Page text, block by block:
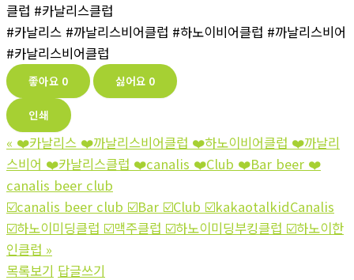
클럽 #카날리스클럽
#카날리스 #까날리스비어클럽 #하노이비어클럽 #까날리스비어
#카날리스비어클럽
좋아요 0 싫어요 0
인쇄
« ❤️카날리스 ❤️까날리스비어클럽 ❤️하노이비어클럽 ❤️까날리
스비어 ❤️카날리스클럽 ❤️canalis ❤️Club ❤️Bar beer ❤️
canalis beer club
☑️canalis beer club ☑️Bar ☑️Club ☑️kakaotalkidCanalis
☑️하노이미딩클럽 ☑️맥주클럽 ☑️하노이미딩부킹클럽 ☑️하노이한
인클럽 »
목록보기 답글쓰기